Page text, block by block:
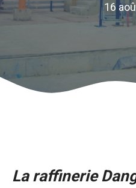
16
La raffinerie